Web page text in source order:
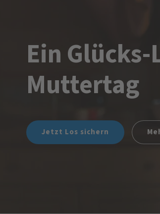
Ein Glücks-
Muttertag
Jetzt Los sichern